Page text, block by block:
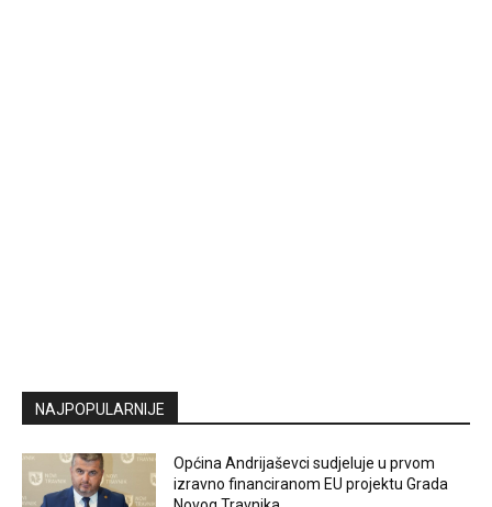
NAJPOPULARNIJE
Općina Andrijaševci sudjeluje u prvom
izravno financiranom EU projektu Grada